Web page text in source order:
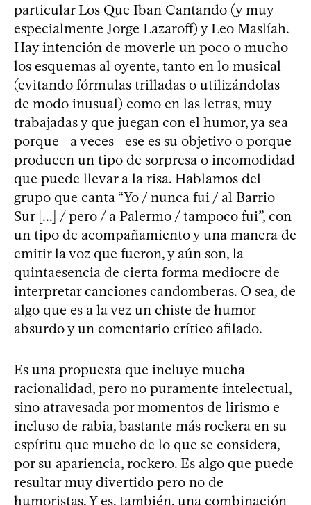
particular Los Que Iban Cantando (y muy
especialmente Jorge Lazaroff) y Leo Maslíah.
Hay intención de moverle un poco o mucho
los esquemas al oyente, tanto en lo musical
(evitando fórmulas trilladas o utilizándolas
de modo inusual) como en las letras, muy
trabajadas y que juegan con el humor, ya sea
porque –a veces– ese es su objetivo o porque
producen un tipo de sorpresa o incomodidad
que puede llevar a la risa. Hablamos del
grupo que canta “Yo / nunca fui / al Barrio
Sur [...] / pero / a Palermo / tampoco fui”, con
un tipo de acompañamiento y una manera de
emitir la voz que fueron, y aún son, la
quintaesencia de cierta forma mediocre de
interpretar canciones candomberas. O sea, de
algo que es a la vez un chiste de humor
absurdo y un comentario crítico afilado.
Es una propuesta que incluye mucha
racionalidad, pero no puramente intelectual,
sino atravesada por momentos de lirismo e
incluso de rabia, bastante más rockera en su
espíritu que mucho de lo que se considera,
por su apariencia, rockero. Es algo que puede
resultar muy divertido pero no de
humoristas. Y es, también, una combinación